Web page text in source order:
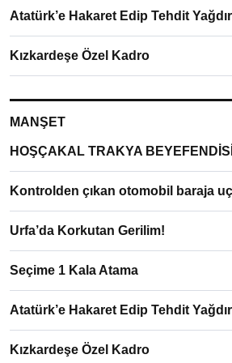
Atatürk’e Hakaret Edip Tehdit
Kızkardeşe Özel Kadro
MANŞET
HOŞÇAKAL TRAKYA
Kontrolden çıkan otomobil baraja
Urfa’da Korkutan Gerilim!
Seçime 1 Kala Atama
Atatürk’e Hakaret Edip Tehdit
Kızkardeşe Özel Kadro